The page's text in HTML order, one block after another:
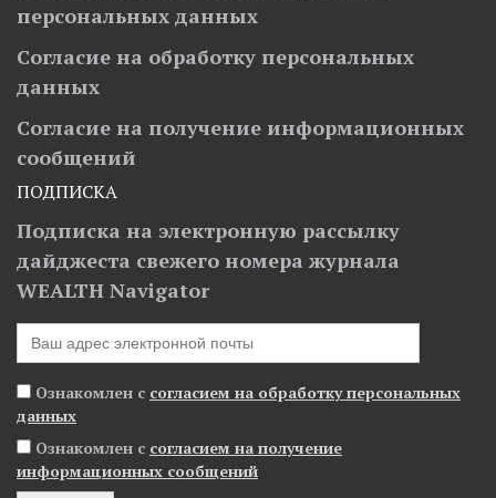
персональных данных
Согласие на обработку персональных
данных
Согласие на получение информационных
сообщений
ПОДПИСКА
Подписка на электронную рассылку
дайджеста свежего номера журнала
WEALTH Navigator
Ознакомлен с согласием на обработку персональных
данных
Ознакомлен с согласием на получение
информационных сообщений